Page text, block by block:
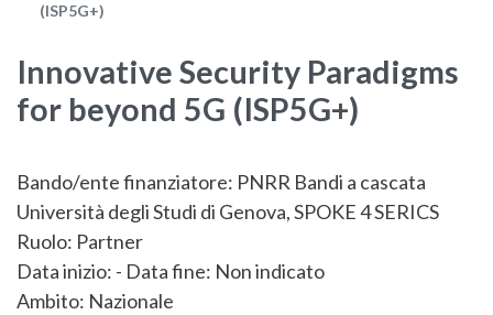
(ISP5G+)
Innovative Security Paradigms
for beyond 5G (ISP5G+)
Bando/ente finanziatore: PNRR Bandi a cascata
Università degli Studi di Genova, SPOKE 4 SERICS
Ruolo: Partner
Data inizio: - Data fine: Non indicato
Ambito: Nazionale